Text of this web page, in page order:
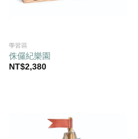
學習區
侏儸紀樂園
NT$2,380